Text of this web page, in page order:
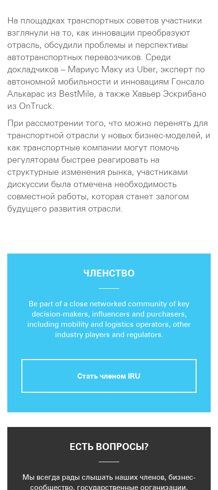
На площадках транспортных советов участники
взглянули на то, как инновации преобразуют
отрасль, обсудили проблемы и перспективы
автотранспортных перевозчиков. Среди
докладчиков – Мариус Маку из Uber, эксперт по
автономной мобильности и инновациям Гонсало
Алькарас из BestMile, а также Хавьер Эскрибано
из OnTruck.
При рассмотрении того, что можно перенять для
транспортной отрасли у новых бизнес-моделей, и
как транспортные компании могут помочь
регуляторам быстрее реагировать на
структурные изменения рынка, участниками
дискуссии была отмечена необходимость
совместной работы, которая станет залогом
будущего развития отрасли.
ЧЛЕНСТВО
Be part of a close networked community of key
decision-makers, influencers and purchasers,
including mobility and logistics operators, other
industry players and regulators.
Стать членом IRU
ЕСТЬ ВОПРОСЫ?
Мы всегда рады слышать наших членов, бизнес-
сообщество, государственные организации,